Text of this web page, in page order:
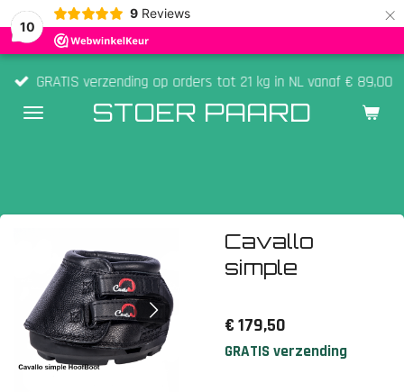
10
9 Reviews ×
STOER PAARD
GRATIS verzending op orders tot 21 kg in NL vanaf € 89,00
Cavallo
simple
€ 179,50
GRATIS verzending